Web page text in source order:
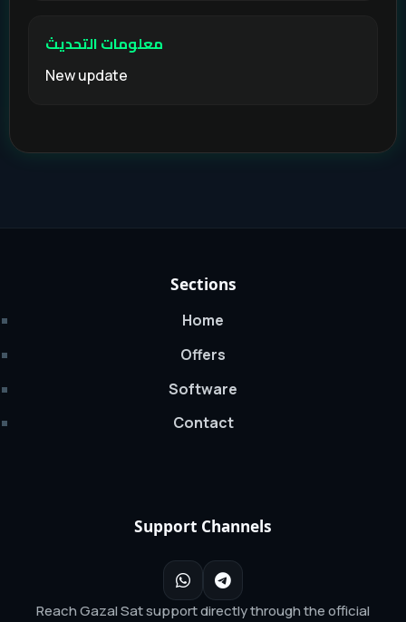
معلومات التحديث
New update
Sections
Home
Offers
Software
Contact
Support Channels
Reach Gazal Sat support directly through the official